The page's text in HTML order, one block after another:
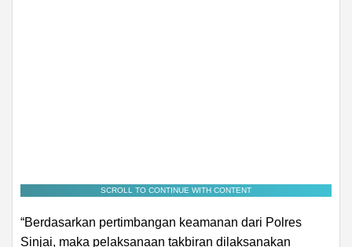
SCROLL TO CONTINUE WITH CONTENT
“Berdasarkan pertimbangan keamanan dari Polres
Sinjai, maka pelaksanaan takbiran dilaksanakan